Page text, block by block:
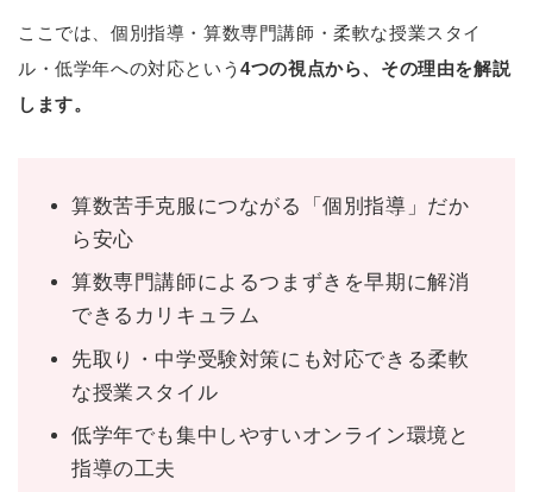
ここでは、個別指導・算数専門講師・柔軟な授業スタイ
ル・低学年への対応という4つの視点から、その理由を解説
します。
算数苦手克服につながる「個別指導」だか
ら安心
算数専門講師によるつまずきを早期に解消
できるカリキュラム
先取り・中学受験対策にも対応できる柔軟
な授業スタイル
低学年でも集中しやすいオンライン環境と
指導の工夫